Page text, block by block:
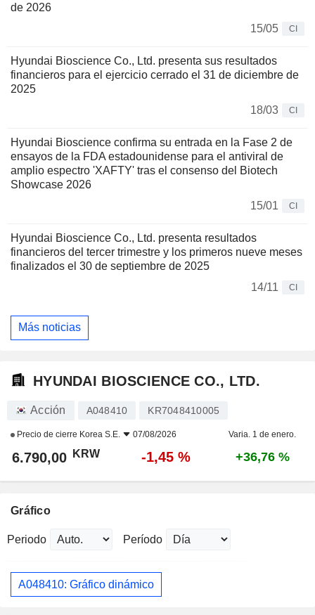
de 2026
15/05
CI
Hyundai Bioscience Co., Ltd. presenta sus resultados
financieros para el ejercicio cerrado el 31 de diciembre de
2025
18/03
CI
Hyundai Bioscience confirma su entrada en la Fase 2 de
ensayos de la FDA estadounidense para el antiviral de
amplio espectro 'XAFTY' tras el consenso del Biotech
Showcase 2026
15/01
CI
Hyundai Bioscience Co., Ltd. presenta resultados
financieros del tercer trimestre y los primeros nueve meses
finalizados el 30 de septiembre de 2025
14/11
CI
Más noticias
HYUNDAI BIOSCIENCE CO., LTD.
Acción A048410 KR7048410005
Precio de cierre Korea S.E. 07/08/2026 Varia. 1 de enero.
6.790,00 KRW -1,45 % +36,76 %
Gráfico
Periodo Período
A048410: Gráfico dinámico